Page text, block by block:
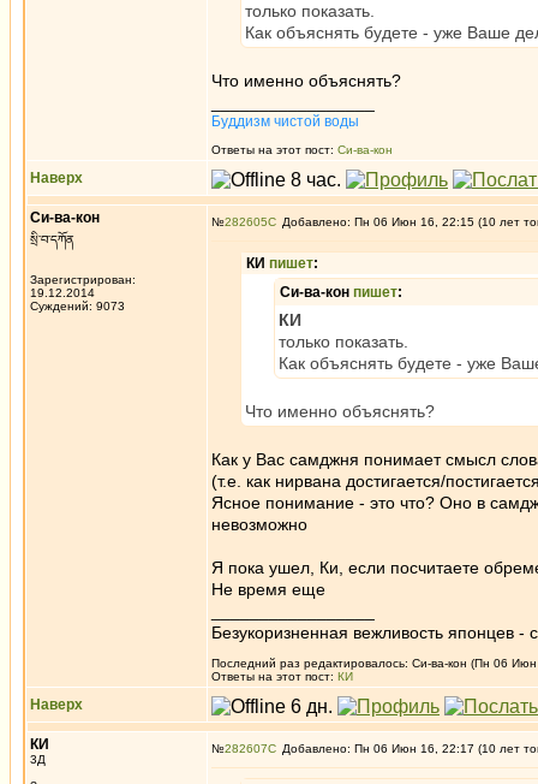
только показать.
Как объяснять будете - уже Ваше
Что именно объяснять?
Буддизм чистой воды
Ответы на этот пост: Си-ва-кон
Наверх
Си-ва-кон
སྲི་བ་དཀོན
Зарегистрирован:
19.12.2014
Суждений: 9073
№282605 Добавлено: Пн 06 Июн 16, 22:15 (10 лет
КИ пишет:
Си-ва-кон пишет:
КИ
только показать.
Как объяснять будете - уже
Что именно объяснять?
Как у Вас самджня понимает смысл
(т.е. как нирвана достигается/
Ясное понимание - это что? Оно в
невозможно
Я пока ушел, Ки, если посчитаете
Не время еще
Безукоризненная вежливость японцев -
Последний раз редактировалось: Си-ва-кон (Пн 06
Ответы на этот пост: КИ
Наверх
КИ
3Д
№282607 Добавлено: Пн 06 Июн 16, 22:17 (10 лет